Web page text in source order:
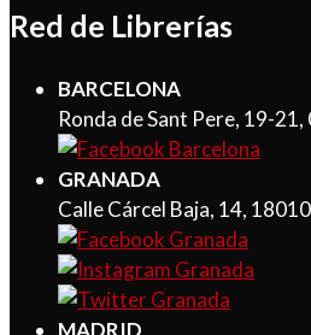
Red de Librerías
BARCELONA
Ronda de Sant Pere, 19-
GRANADA
Calle Cárcel Baja, 14,
MADRID